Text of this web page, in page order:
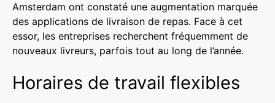
Amsterdam ont constaté une augmentation marquée
des applications de livraison de repas. Face à cet
essor, les entreprises recherchent fréquemment de
nouveaux livreurs, parfois tout au long de l’année.
Horaires de travail flexibles